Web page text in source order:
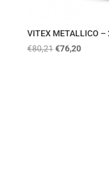
VITEX METALLICO –
€80,21 €76,20